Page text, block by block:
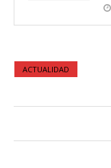
ACTUALIDAD